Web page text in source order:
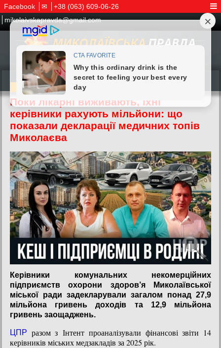
Facebook ✉
+38 (063) 609-06-26
mikolaivskapravda@gmail.com
03.06.2026
Поки лікарні виживають, їхні
керівники рахують мільйони: що
показали декларації медичних топів
Миколаєва
Керівники комунальних некомерційних
підприємств охорони здоров’я Миколаївської
міської ради задекларували загалом понад 27,9
мільйона гривень доходів та 12,9 мільйона
гривень заощаджень.
ЦПР разом з Інтент проаналізували фінансові звіти 14
керівників міських медзакладів за 2025 рік.